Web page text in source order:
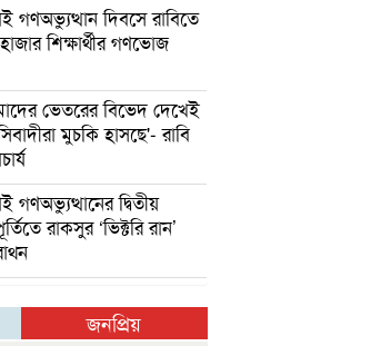
গণঅভ্যুত্থান দিবসে রাবিতে
শিক্ষার্থীর গণভোজ
ভেতরের বিভেদ দেখেই
মুচকি হাসছে'- রাবি
গণঅভ্যুত্থানের দ্বিতীয়
রাকসুর ‘ভিক্টরি রান’
জনপ্রিয়